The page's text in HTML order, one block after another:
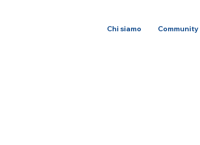
Chi siamo Community